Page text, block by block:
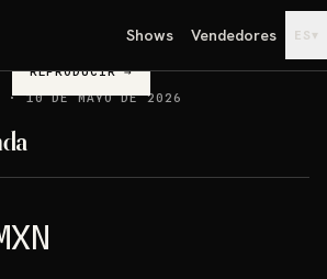
Shows Vendedores ES ▾
REPRODUCIR→
·10 DE MAYO DE 2026